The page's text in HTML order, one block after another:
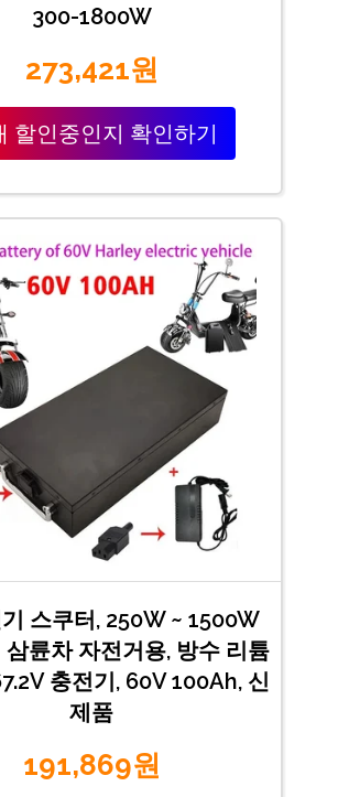
300-1800W
273,421원
할인중인지 확인하기
스쿠터, 250W ~ 1500W
삼륜차 자전거용, 방수 리튬
충전기, 60V 100Ah, 신
제품
191,869원